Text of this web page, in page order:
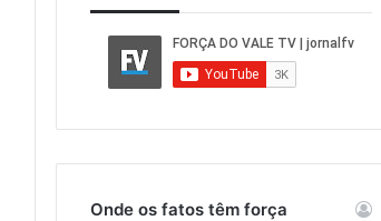
Onde os fatos têm força